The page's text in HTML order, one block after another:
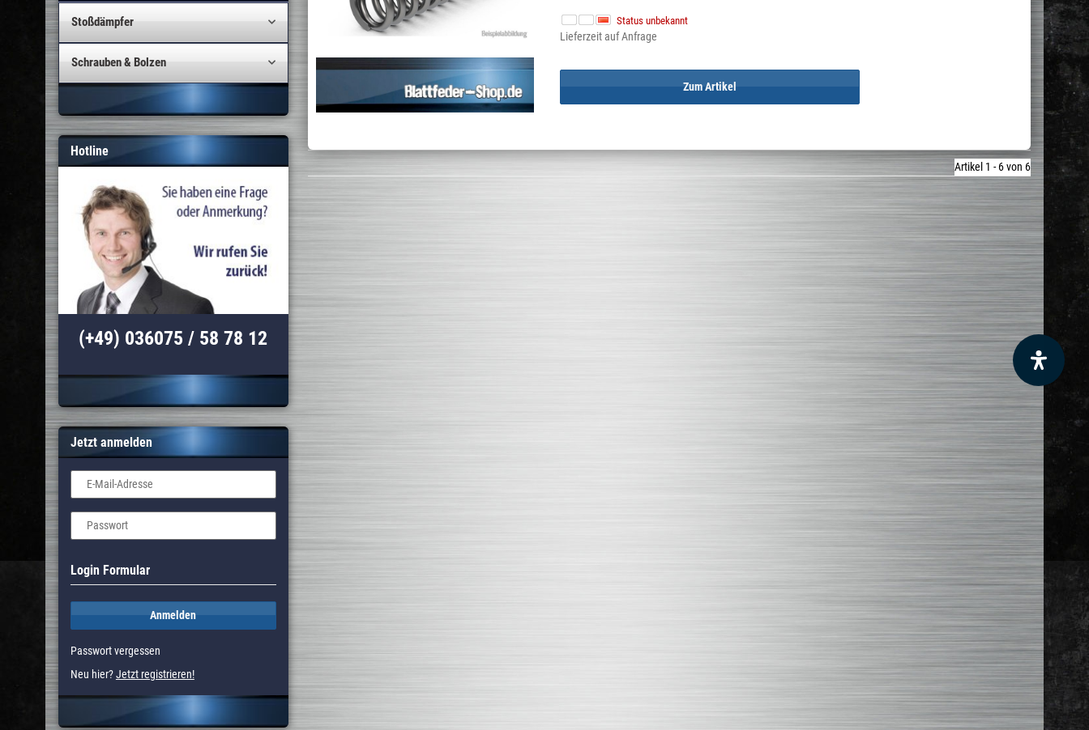
Status unbekannt
Lieferzeit auf Anfrage
Zum Artikel
Artikel 1 - 6 von 6
Stoßdämpfer
Schrauben & Bolzen
Hotline
(+49) 036075 / 58 78 12
Jetzt anmelden
E-Mail-Adresse
Passwort
Login Formular
Anmelden
Passwort vergessen
Neu hier?Jetzt registrieren!